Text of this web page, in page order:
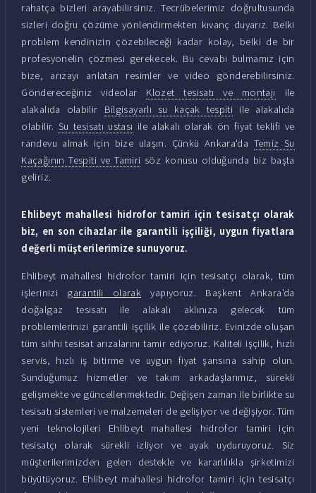
rahatça bizleri arayabilirsiniz. Tecrübelerimiz doğrultusunda
sizleri doğru çözüme yönlendirmekten kıvanç duyarız. Belki
problem kendinizin çözebileceği kadar kolay, belki de bir
profesyonelin çözmesi gerekecek. Bu cevabı bulmamız için
bize, arızayı anlatan resimler ve video gönderebilirsiniz.
Göndereceğiniz videolar Klozet tesisatı ve montajı ile
alakalıda olabilir Bilgisayarlı su kaçak tespiti ile alakalıda
olabilir. Su tesisatı ustası ile alakalı olarak ön fiyat teklifi ve
randevu almak için bize ulaşın. Çünkü Ankara'da Temiz Su
Kaçağının Tespiti ve Tamiri söz konusu olduğunda biz başta
geliriz.
Ehlibeyt mahallesi hidrofor tamiri için tesisatçı olarak
biz, en son cihazlar ile garantili işçiliği, uygun fiyatlara
değerli müşterilerimize sunuyoruz.
Ehlibeyt mahallesi hidrofor tamiri için tesisatçı olarak, tüm
işlerinizi garantili olarak yapıyoruz. Başkent Ankara'da
doğalgaz tesisatı ile alakalı aklınıza gelecek tüm
problemlerinizi garantili işçilik ile çözebiliriz. Evinizde oluşan
tüm sıhhi tesisat arızalarını tamir ediyoruz. Kaliteli işçilik, hızlı
servis, hızlı iş bitirme ve uygun fiyat şansına sahip olun.
Sunduğumuz hizmetler ve takım arkadaşlarımız, sürekli
gelişmekte ve güncellenmektedir. Değişen zaman ile birlikte su
tesisatı sistemleri ve malzemeleri de gelişiyor ve değişiyor. Tüm
yeni teknolojileri Ehlibeyt mahallesi hidrofor tamiri için
tesisatçı olarak sürekli izliyor ve ayak uyduruyoruz. Siz
müşterilerimizden gelen destekle ve kararlılıkla şirketimizi
büyütüyoruz. Ehlibeyt mahallesi hidrofor tamiri için tesisatçı